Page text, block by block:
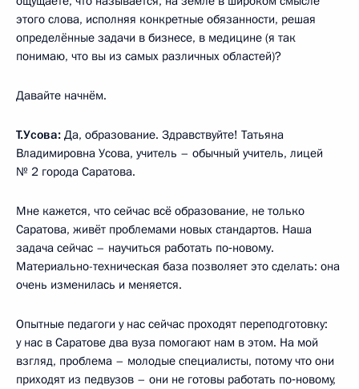
этого слова, исполняя конкретные обязанности, решая
определённые задачи в бизнесе, в медицине (я так
понимаю, что вы из самых различных областей)?
Давайте начнём.
Т.Усова: Да, образование. Здравствуйте! Татьяна
Владимировна Усова, учитель – обычный учитель, лицей
№ 2 города Саратова.
Мне кажется, что сейчас всё образование, не только
Саратова, живёт проблемами новых стандартов. Наша
задача сейчас – научиться работать по‑новому.
Материально-техническая база позволяет это сделать: она
очень изменилась и меняется.
Опытные педагоги у нас сейчас проходят переподготовку:
у нас в Саратове два вуза помогают нам в этом. На мой
взгляд, проблема – молодые специалисты, потому что они
приходят из педвузов – они не готовы работать по‑новому,